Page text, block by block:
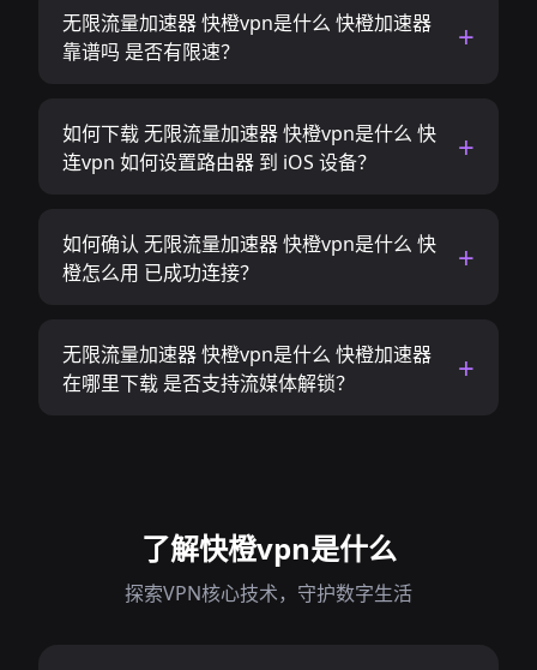
无限流量加速器 快橙vpn是什么 快橙加速器
靠谱吗 是否有限速？
如何下载 无限流量加速器 快橙vpn是什么 快
连vpn 如何设置路由器 到 iOS 设备？
如何确认 无限流量加速器 快橙vpn是什么 快
橙怎么用 已成功连接？
无限流量加速器 快橙vpn是什么 快橙加速器
在哪里下载 是否支持流媒体解锁？
了解快橙vpn是什么
探索VPN核心技术，守护数字生活